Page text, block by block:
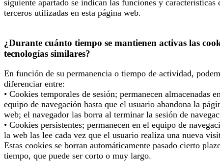
siguiente apartado se indican las funciones y características
terceros utilizadas en esta página web.
¿Durante cuánto tiempo se mantienen activas las
tecnologías similares?
En función de su permanencia o tiempo de actividad,
diferenciar entre:
• Cookies temporales de sesión; permanecen almacenadas
equipo de navegación hasta que el usuario abandona la
web; el navegador las borra al terminar la sesión de
• Cookies persistentes; permanecen en el equipo de
la web las lee cada vez que el usuario realiza una nueva
Estas cookies se borran automáticamente pasado cierto
tiempo, que puede ser corto o muy largo.